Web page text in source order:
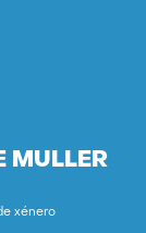
MULLER
xénero